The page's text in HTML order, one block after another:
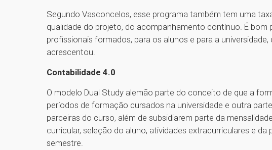
Segundo Vasconcelos, esse programa também tem uma
qualidade do projeto, do acompanhamento contínuo. É bom
profissionais formados, para os alunos e para a
acrescentou.
Contabilidade 4.0
O modelo Dual Study alemão parte do conceito de que a
períodos de formação cursados na universidade e outra
parceiras do curso, além de subsidiarem parte da
curricular, seleção do aluno, atividades extracurriculares e
semestre.